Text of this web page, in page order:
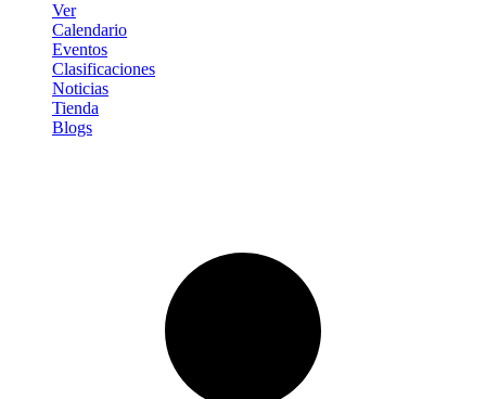
Ver
Calendario
Eventos
Clasificaciones
Noticias
Tienda
Blogs